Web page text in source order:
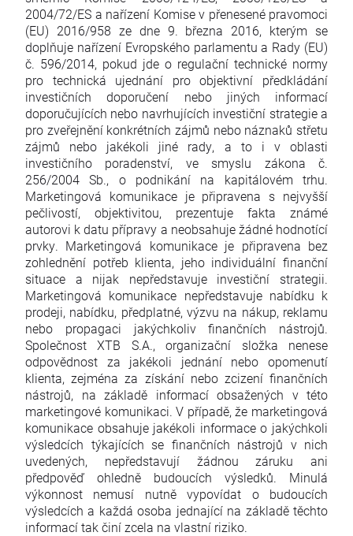
2004/72/ES a nařízení Komise v přenesené pravomoci
(EU) 2016/958 ze dne 9. března 2016, kterým se
doplňuje nařízení Evropského parlamentu a Rady (EU)
č. 596/2014, pokud jde o regulační technické normy
pro technická ujednání pro objektivní předkládání
investičních doporučení nebo jiných informací
doporučujících nebo navrhujících investiční strategie a
pro zveřejnění konkrétních zájmů nebo náznaků střetu
zájmů nebo jakékoli jiné rady, a to i v oblasti
investičního poradenství, ve smyslu zákona č.
256/2004 Sb., o podnikání na kapitálovém trhu.
Marketingová komunikace je připravena s nejvyšší
pečlivostí, objektivitou, prezentuje fakta známé
autorovi k datu přípravy a neobsahuje žádné hodnotící
prvky. Marketingová komunikace je připravena bez
zohlednění potřeb klienta, jeho individuální finanční
situace a nijak nepředstavuje investiční strategii.
Marketingová komunikace nepředstavuje nabídku k
prodeji, nabídku, předplatné, výzvu na nákup, reklamu
nebo propagaci jakýchkoliv finančních nástrojů.
Společnost XTB S.A., organizační složka nenese
odpovědnost za jakékoli jednání nebo opomenutí
klienta, zejména za získání nebo zcizení finančních
nástrojů, na základě informací obsažených v této
marketingové komunikaci. V případě, že marketingová
komunikace obsahuje jakékoli informace o jakýchkoli
výsledcích týkajících se finančních nástrojů v nich
uvedených, nepředstavují žádnou záruku ani
předpověď ohledně budoucích výsledků. Minulá
výkonnost nemusí nutně vypovídat o budoucích
výsledcích a každá osoba jednající na základě těchto
informací tak činí zcela na vlastní riziko.